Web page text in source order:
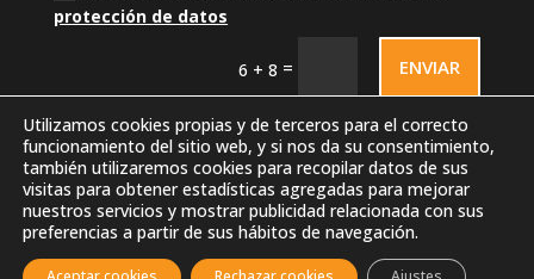
protección de datos
6 + 8 = ENVIAR
Utilizamos cookies propias y de terceros para el correcto
funcionamiento del sitio web, y si nos da su consentimiento,
también utilizaremos cookies para recopilar datos de sus
visitas para obtener estadísticas agregadas para mejorar
nuestros servicios y mostrar publicidad relacionada con sus
preferencias a partir de sus hábitos de navegación.